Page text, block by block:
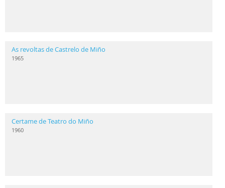
As revoltas de Castrelo de Miño
1965
Certame de Teatro do Miño
1960